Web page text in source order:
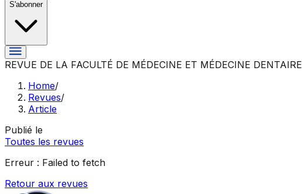
S'abonner
REVUE DE LA FACULTÉ DE MÉDECINE ET MÉDECINE DENTAIRE
Home/
Revues/
Article
Publié le
Toutes les revues
Erreur : Failed to fetch
Retour aux revues